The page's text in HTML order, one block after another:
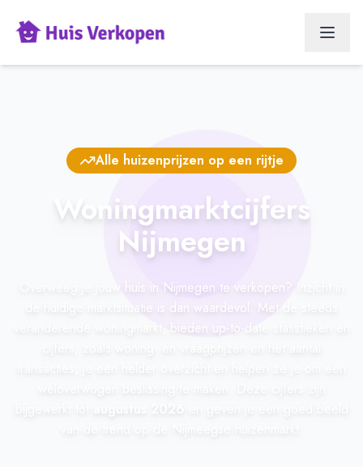
Alle huizenprijzen op een rijtje
Woningmarktcijfers
Nijmegen
Overweeg je jouw huis in Nijmegen te verkopen? Inzicht in
de huidige marktsituatie is dan waardevol. Met de steeds
veranderende woningmarkt, bieden up-to-date statistieken en